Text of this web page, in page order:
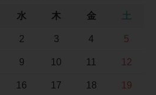
水 木 金 土
2 3 4 5
9 10 11 12
16 17 18 19